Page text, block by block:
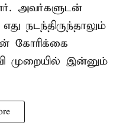
அவர்களுடன்
நடந்திருந்தாலும்
கோரிக்கை
முறையில் இன்னும்